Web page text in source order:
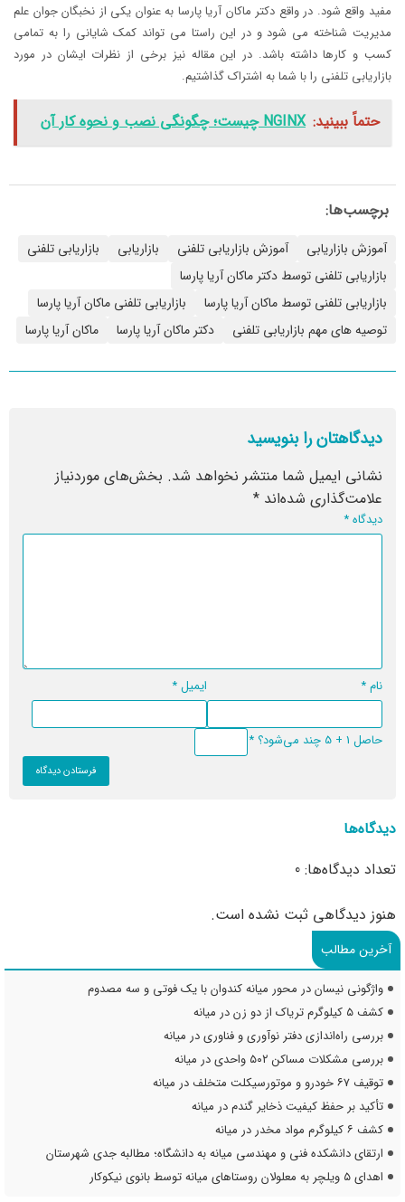
مفید واقع شود. در واقع دکتر ماکان آریا پارسا به عنوان یکی از نخبگان جوان علم
مدیریت شناخته می شود و در این راستا می تواند کمک شایانی را به تمامی
کسب و کارها داشته باشد. در این مقاله نیز برخی از نظرات ایشان در مورد
بازاریابی تلفنی را با شما به اشتراک گذاشتیم.
حتماً ببینید: NGINX چیست؛ چگونگی نصب و نحوه کار آن
برچسب‌ها:
آموزش بازاریابی آموزش بازاریابی تلفنی بازاریابی
بازاریابی تلفنی
بازاریابی تلفنی توسط دکتر ماکان آریا پارسا
بازاریابی تلفنی توسط ماکان آریا پارسا
بازاریابی تلفنی ماکان آریا پارسا
توصیه های مهم بازاریابی تلفنی
دکتر ماکان آریا پارسا ماکان آریا پارسا
دیدگاهتان را بنویسید
نشانی ایمیل شما منتشر نخواهد شد. بخش‌های موردنیاز
علامت‌گذاری شده‌اند *
دیدگاه*
نام* ایمیل*
حاصل 1 + 5 چند می‌شود؟ *
دیدگاه‌ها
تعداد دیدگاه‌ها: 0
هنوز دیدگاهی ثبت نشده است.
آخرین مطالب
واژگونی نیسان در محور میانه کندوان با یک فوتی و سه مصدوم
کشف ۵ کیلوگرم تریاک از دو زن در میانه
بررسی راه‌اندازی دفتر نوآوری و فناوری در میانه
بررسی مشکلات مساکن ۵۰۲ واحدی در میانه
توقیف ۶۷ خودرو و موتورسیکلت متخلف در میانه
تأکید بر حفظ کیفیت ذخایر گندم در میانه
کشف ۶ کیلوگرم مواد مخدر در میانه
ارتقای دانشکده فنی و مهندسی میانه به دانشگاه؛ مطالبه جدی شهرستان
اهدای ۵ ویلچر به معلولان روستاهای میانه توسط بانوی نیکوکار